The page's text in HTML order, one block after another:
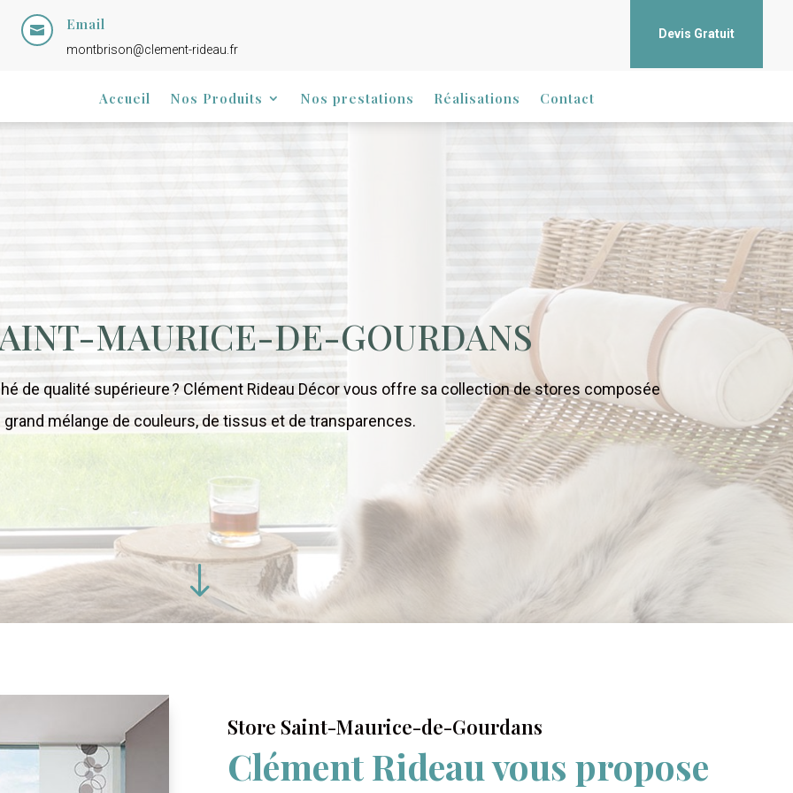
 Email
montbrison@clement-rideau.fr
Devis Gratuit
Accueil Nos Produits Nos prestations Réalisations Contact
MAURICE-DE-GOURDANS
de qualité supérieure ? Clément Rideau Décor vous offre sa collection de stores composée
grand mélange de couleurs, de tissus et de transparences.
"
Store Saint-Maurice-de-Gourdans
Clément Rideau vous propose